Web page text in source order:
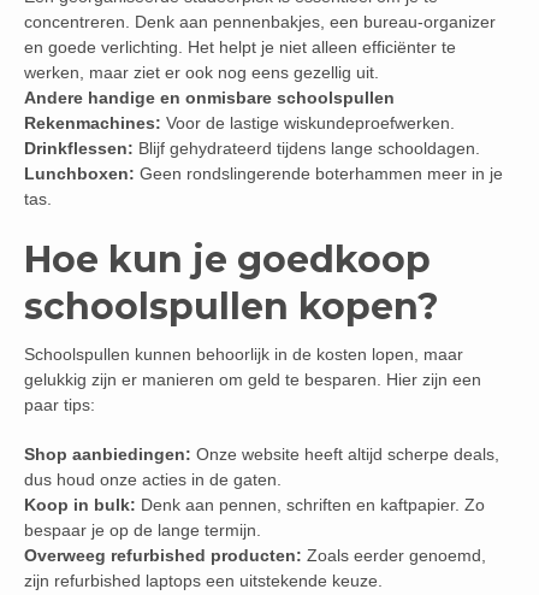
concentreren. Denk aan pennenbakjes, een bureau-organizer
en goede verlichting. Het helpt je niet alleen efficiënter te
werken, maar ziet er ook nog eens gezellig uit.
Andere handige en onmisbare schoolspullen
Rekenmachines: Voor de lastige wiskundeproefwerken.
Drinkflessen: Blijf gehydrateerd tijdens lange schooldagen.
Lunchboxen: Geen rondslingerende boterhammen meer in je
tas.
Hoe kun je goedkoop
schoolspullen kopen?
Schoolspullen kunnen behoorlijk in de kosten lopen, maar
gelukkig zijn er manieren om geld te besparen. Hier zijn een
paar tips:
Shop aanbiedingen: Onze website heeft altijd scherpe deals,
dus houd onze acties in de gaten.
Koop in bulk: Denk aan pennen, schriften en kaftpapier. Zo
bespaar je op de lange termijn.
Overweeg refurbished producten: Zoals eerder genoemd,
zijn refurbished laptops een uitstekende keuze.